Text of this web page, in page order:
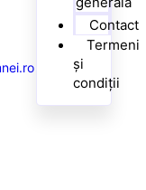
Contact
Termeni
și
condiții